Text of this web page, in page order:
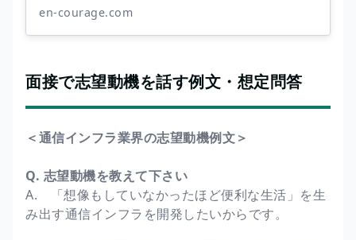
en-courage.com
面接で志望動機を話す例文・想定問答
＜通信インフラ業界の志望動機例文＞
Q. 志望動機を教えて下さい
A. 「想像もしていなかったほど便利な生活」を生
み出す通信インフラを開発したいからです。